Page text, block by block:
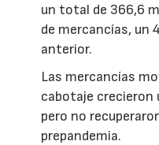
un total de 366,6
de mercancías, un
anterior.
Las mercancías
cabotaje
pero no
prepandemia.